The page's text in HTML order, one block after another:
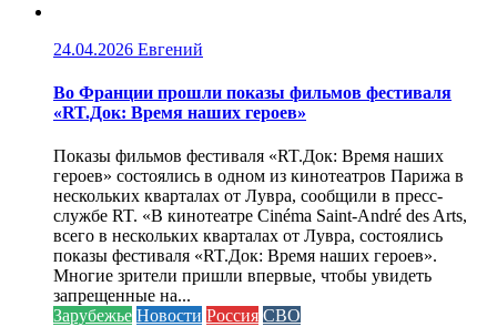
24.04.2026 Евгений
Во Франции прошли показы фильмов фестиваля
«RT.Док: Время наших героев»
Показы фильмов фестиваля «RT.Док: Время наших
героев» состоялись в одном из кинотеатров Парижа в
нескольких кварталах от Лувра, сообщили в пресс-
службе RT. «В кинотеатре Cinéma Saint-André des Arts,
всего в нескольких кварталах от Лувра, состоялись
показы фестиваля «RT.Док: Время наших героев».
Многие зрители пришли впервые, чтобы увидеть
запрещенные на...
Зарубежье Новости Россия СВО